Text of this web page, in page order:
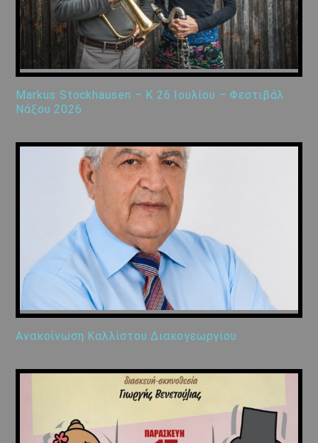
Markus Stockhausen – K 26 Ιουλίου – Φεστιβάλ
Νάξου 2026
Ανακοίνωση Καλλίστου Διακογεωργίου